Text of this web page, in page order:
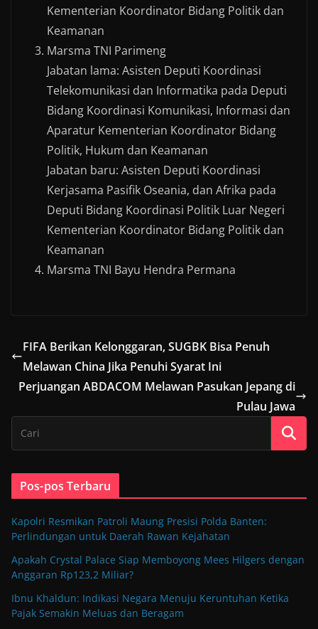
Kementerian Koordinator Bidang Politik dan
Keamanan
Marsma TNI Parimeng
Jabatan lama: Asisten Deputi Koordinasi
Telekomunikasi dan Informatika pada Deputi
Bidang Koordinasi Komunikasi, Informasi dan
Aparatur Kementerian Koordinator Bidang
Politik, Hukum dan Keamanan
Jabatan baru: Asisten Deputi Koordinasi
Kerjasama Pasifik Oseania, dan Afrika pada
Deputi Bidang Koordinasi Politik Luar Negeri
Kementerian Koordinator Bidang Politik dan
Keamanan
Marsma TNI Bayu Hendra Permana
FIFA Berikan Kelonggaran, SUGBK Bisa Penuh
Melawan China Jika Penuhi Syarat Ini
Perjuangan ABDACOM Melawan Pasukan Jepang di
Pulau Jawa
Pos-pos Terbaru
Kapolri Resmikan Patroli Maung Presisi Polda Banten:
Perlindungan untuk Daerah Rawan Kejahatan
Apakah Crystal Palace Siap Memboyong Mees Hilgers dengan
Anggaran Rp123,2 Miliar?
Ibnu Khaldun: Indikasi Negara Menuju Keruntuhan Ketika
Pajak Semakin Meluas dan Beragam